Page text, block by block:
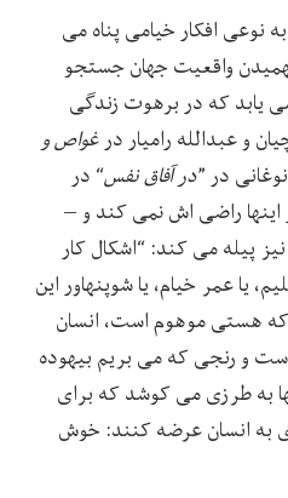
نوعی افکار خیامی پناه می
واقعیت جهان جستجو
یابد که در برهوت زندگی
و عبدالله رامیار درغواص و
در ”در آفاق نفس“ در
راضی اش نمی کند و –
پیله می کند: “اشکال کار
یا عمر خیام، یا شوپنهاور این
هستی موهوم است، انسان
و رنجی که می بریم بیهوده
به طرزی می کوشد که برای
به انسان عرضه کنند: خوش